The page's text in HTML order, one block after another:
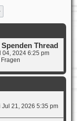
Thread
04, 2024 6:25 pm
Jul 21, 2026 5:35 pm